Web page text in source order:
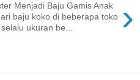
›
Menjadi Baju Gamis Anak
baju koko di beberapa toko
ukuran be...